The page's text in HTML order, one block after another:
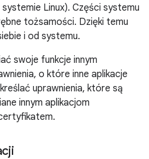
Linux). Części systemu
tożsamości. Dzięki temu
i od systemu.
swoje funkcje innym
o które inne aplikacje
uprawnienia, które są
innym aplikacjom